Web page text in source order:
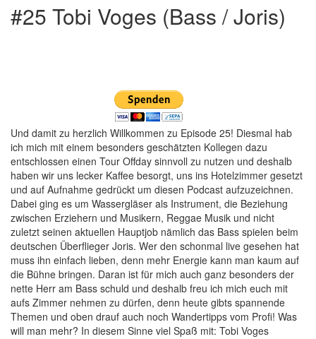
#25 Tobi Voges (Bass / Joris)
Und damit zu herzlich Willkommen zu Episode 25! Diesmal hab
ich mich mit einem besonders geschätzten Kollegen dazu
entschlossen einen Tour Offday sinnvoll zu nutzen und deshalb
haben wir uns lecker Kaffee besorgt, uns ins Hotelzimmer gesetzt
und auf Aufnahme gedrückt um diesen Podcast aufzuzeichnen.
Dabei ging es um Wassergläser als Instrument, die Beziehung
zwischen Erziehern und Musikern, Reggae Musik und nicht
zuletzt seinen aktuellen Hauptjob nämlich das Bass spielen beim
deutschen Überflieger Joris. Wer den schonmal live gesehen hat
muss ihn einfach lieben, denn mehr Energie kann man kaum auf
die Bühne bringen. Daran ist für mich auch ganz besonders der
nette Herr am Bass schuld und deshalb freu ich mich euch mit
aufs Zimmer nehmen zu dürfen, denn heute gibts spannende
Themen und oben drauf auch noch Wandertipps vom Profi! Was
will man mehr? In diesem Sinne viel Spaß mit: Tobi Voges